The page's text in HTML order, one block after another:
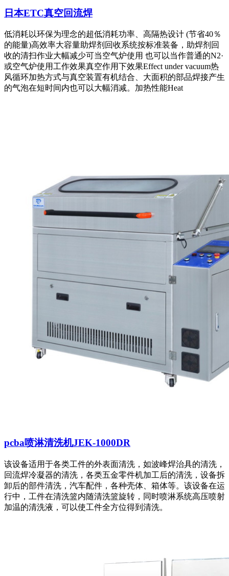
日本ETC真空回流焊
低消耗以环保为理念的超低消耗功率、高隔热设计 (节省40％
的能量)高效率大容量助焊剂回收系统按标准装备，助焊剂回
收的清扫作业大幅减少可当空气炉使用 也可以当作普通的N2·
或空气炉使用工作效果真空作用下效果Effect under vacuum热
风循环加热方式与真空装置有机结合、大面积的部品焊接产生
的气泡在短时间内也可以大幅消减。加热性能Heat
pcba喷淋清洗机JEK-1000DR
该设备适用于各类工件的外表面清洗，如波峰焊治具的清洗，
回流焊冷凝器的清洗，各类五金零件机加工后的清洗，设备拆
卸后的部件清洗，汽车配件，各种壳体、箱体等。该设备在运
行中，工件在清洗篮内随清洗篮旋转，同时喷淋系统高压喷射
加温的清洗液，可以使工件全方位得到清洗。